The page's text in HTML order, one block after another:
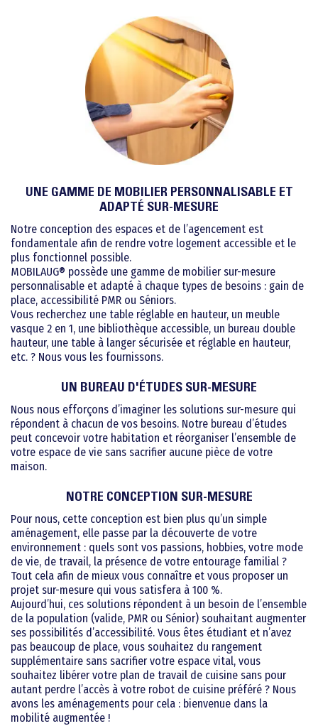
UNE GAMME DE MOBILIER PERSONNALISABLE ET
ADAPTÉ SUR-MESURE
Notre conception des espaces et de l’agencement est
fondamentale afin de rendre votre logement accessible et le
plus fonctionnel possible.
MOBILAUG® possède une gamme de mobilier sur-mesure
personnalisable et adapté à chaque types de besoins : gain de
place, accessibilité PMR ou Séniors.
Vous recherchez une table réglable en hauteur, un meuble
vasque 2 en 1, une bibliothèque accessible, un bureau double
hauteur, une table à langer sécurisée et réglable en hauteur,
etc. ? Nous vous les fournissons.
UN BUREAU D'ÉTUDES SUR-MESURE
Nous nous efforçons d’imaginer les solutions sur-mesure qui
répondent à chacun de vos besoins. Notre bureau d’études
peut concevoir votre habitation et réorganiser l’ensemble de
votre espace de vie sans sacrifier aucune pièce de votre
maison.
NOTRE CONCEPTION SUR-MESURE
Pour nous, cette conception est bien plus qu’un simple
aménagement, elle passe par la découverte de votre
environnement : quels sont vos passions, hobbies, votre mode
de vie, de travail, la présence de votre entourage familial ?
Tout cela afin de mieux vous connaître et vous proposer un
projet sur-mesure qui vous satisfera à 100 %.
Aujourd’hui, ces solutions répondent à un besoin de l’ensemble
de la population (valide, PMR ou Sénior) souhaitant augmenter
ses possibilités d’accessibilité. Vous êtes étudiant et n’avez
pas beaucoup de place, vous souhaitez du rangement
supplémentaire sans sacrifier votre espace vital, vous
souhaitez libérer votre plan de travail de cuisine sans pour
autant perdre l’accès à votre robot de cuisine préféré ? Nous
avons les aménagements pour cela : bienvenue dans la
mobilité augmentée !